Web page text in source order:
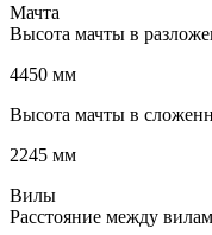
Мачта
Высота мачты в
4450 мм
Высота мачты в
2245 мм
Вилы
Расстояние между